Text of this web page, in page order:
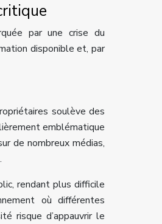
par une crise du
disponible et, par
soulève des
emblématique
de nombreux médias,
rendant plus difficile
où différentes
risque d’appauvrir le